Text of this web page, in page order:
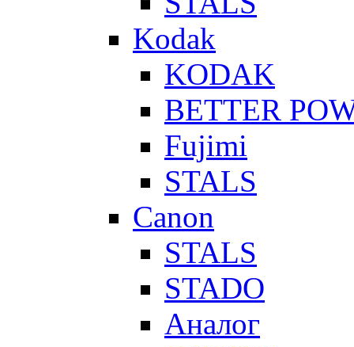
Kodak
KODAK
BETTER
Fujimi
STALS
Canon
STALS
STADO
Аналог